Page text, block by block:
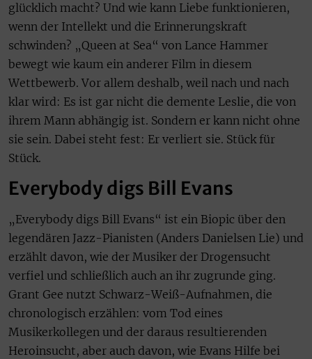
glücklich macht? Und wie kann Liebe funktionieren,
wenn der Intellekt und die Erinnerungskraft
schwinden? „Queen at Sea“ von Lance Hammer
bewegt wie kaum ein anderer Film in diesem
Wettbewerb. Vor allem deshalb, weil nach und nach
klar wird: Es ist gar nicht die demente Leslie, die von
ihrem Mann abhängig ist. Sondern er kann nicht ohne
sie sein. Dabei steht fest: Er verliert sie. Stück für
Stück.
Everybody digs Bill Evans
„Everybody digs Bill Evans“ ist ein Biopic über den
legendären Jazz-Pianisten (Anders Danielsen Lie) und
erzählt davon, wie der Musiker der Drogensucht
verfiel und schließlich auch an ihr zugrunde ging.
Grant Gee nutzt Schwarz-Weiß-Aufnahmen, die
chronologisch erzählen: vom Tod eines
Musikerkollegen und der daraus resultierenden
Heroinsucht, aber auch davon, wie Evans Hilfe bei